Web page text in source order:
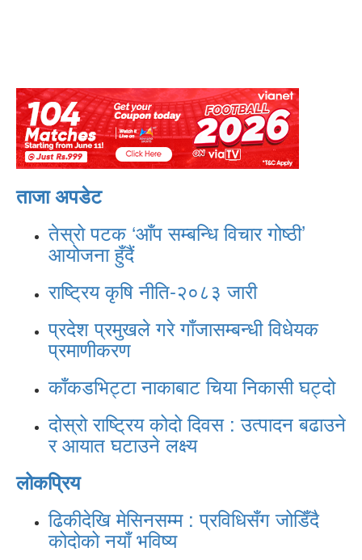
ताजा अपडेट
तेस्रो पटक ‘आँप सम्बन्धि विचार गोष्ठी’
आयोजना हुँदैं
राष्ट्रिय कृषि नीति-२०८३ जारी
प्रदेश प्रमुखले गरे गाँजासम्बन्धी विधेयक
प्रमाणीकरण
काँकडभिट्टा नाकाबाट चिया निकासी घट्दो
दोस्रो राष्ट्रिय कोदो दिवस : उत्पादन बढाउने
र आयात घटाउने लक्ष्य
लोकप्रिय
ढिकीदेखि मेसिनसम्म : प्रविधिसँग जोडिँदै
कोदोको नयाँ भविष्य